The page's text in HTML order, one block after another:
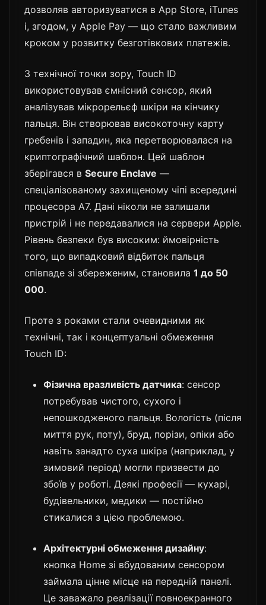
дозволяв авторизуватися в App Store, iTunes
і, згодом, у Apple Pay — що стало важливим
кроком у розвитку безготівкових платежів.
З технічної точки зору, Touch ID
використовував ємнісний сенсор, який
аналізував мікрорельєф шкіри на кінчику
пальця. Він створював високоточну карту
гребенів і западин, яка перетворювалася на
криптографічний шаблон. Цей шаблон
зберігався в Secure Enclave —
спеціалізованому захищеному чіпі всередині
процесора A7. Дані ніколи не залишали
пристрій і не передавалися на сервери Apple.
Рівень безпеки був високим: ймовірність
того, що випадковий відбиток пальця
співпаде зі збереженим, становила 1 до 50
000.
Проте з роками стали очевидними як
технічні, так і концептуальні обмеження
Touch ID:
Фізична вразливість датчика: сенсор
потребував чистого, сухого і
непошкодженого пальця. Вологість (після
миття рук, поту), бруд, порізи, опіки або
навіть занадто суха шкіра (наприклад, у
зимовий період) могли призвести до
збоїв у роботі. Деякі професії — кухарі,
будівельники, медики — постійно
стикалися з цією проблемою.
Архітектурні обмеження дизайну:
кнопка Home зі вбудованим сенсором
займала цінне місце на передній панелі.
Це заважало реалізації повноекранного